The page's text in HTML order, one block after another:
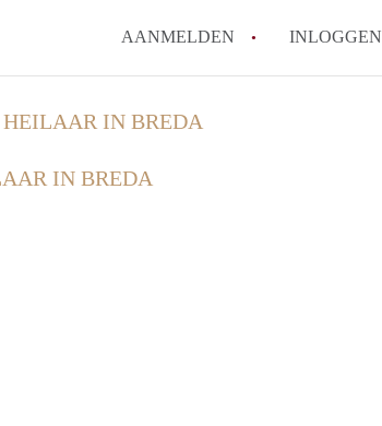
AANMELDEN INLOGGEN
HEILAAR IN BREDA
IN BREDA